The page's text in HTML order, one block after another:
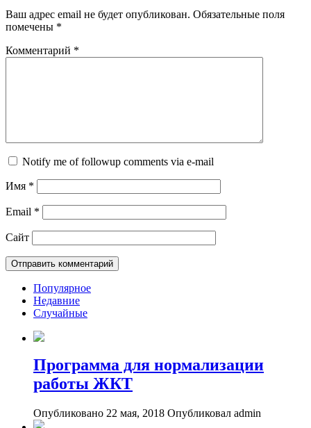
Ваш адрес email не будет опубликован. Обязательные поля
помечены *
Комментарий *
Notify me of followup comments via e-mail
Имя *
Email *
Сайт
Популярное
Недавние
Случайные
Программа для нормализации
работы ЖКТ
Опубликовано 22 мая, 2018 Опубликовал admin